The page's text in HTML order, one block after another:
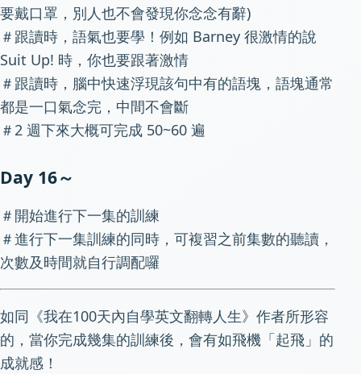
要戴口罩，別人也不會發現你念念有辭)
＃跟讀時，語氣也要學！例如 Barney 很激情的說
Suit Up! 時，你也要跟著激情
＃跟讀時，腦中快速浮現該句中有的語塊，語塊通常
都是一口氣念完，中間不會斷
＃2 週下來大概可完成 50~60 遍
Day 16～
＃開始進行下一集的訓練
＃進行下一集訓練的同時，可複習之前集數的聽讀，
次數及時間就自行調配囉
如同《我在100天內自學英文翻轉人生》作者所形容
的，當你完成幾集的訓練後，會有如飛機「起飛」的
成就感！